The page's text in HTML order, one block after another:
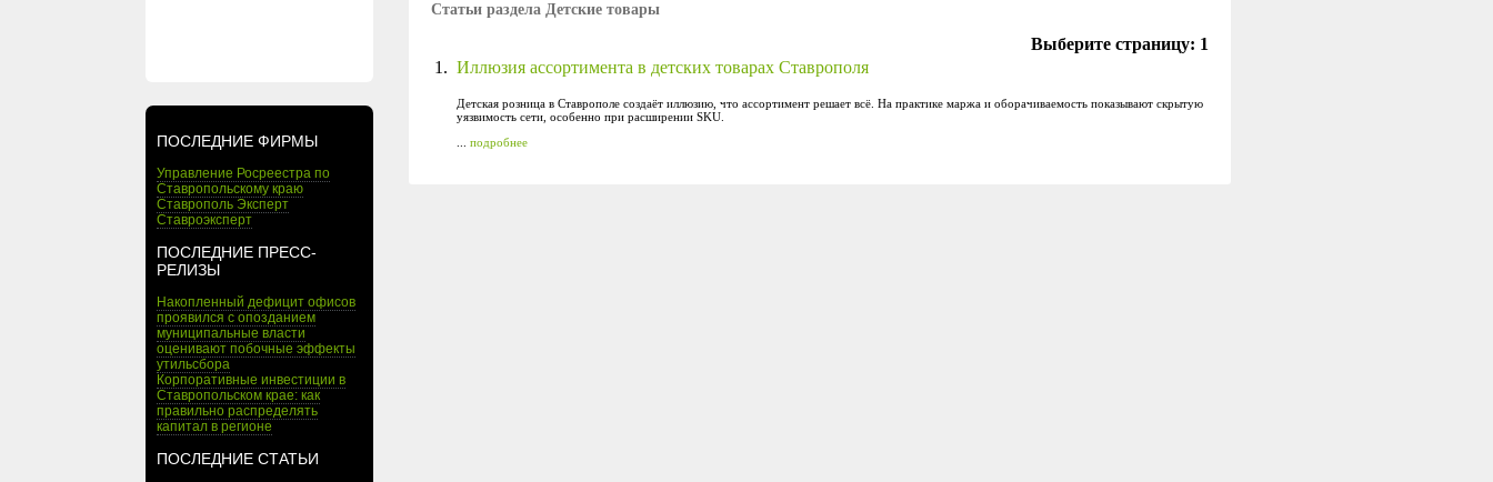
ПОСЛЕДНИЕ ФИРМЫ
Управление Росреестра по
Ставропольскому краю
Ставрополь Эксперт
Ставроэксперт
ПОСЛЕДНИЕ ПРЕСС-
РЕЛИЗЫ
Накопленный дефицит офисов
проявился с опозданием
муниципальные власти
оценивают побочные эффекты
утильсбора
Корпоративные инвестиции в
Ставропольском крае: как
правильно распределять
капитал в регионе
ПОСЛЕДНИЕ СТАТЬИ
Статьи раздела Детские товары
Выберите страницу: 1
1. Иллюзия ассортимента в детских товарах Ставрополя
Детская розница в Ставрополе создаёт иллюзию, что ассортимент решает всё. На практике маржа и оборачиваемость показывают скрытую
уязвимость сети, особенно при расширении SKU.
подробнее